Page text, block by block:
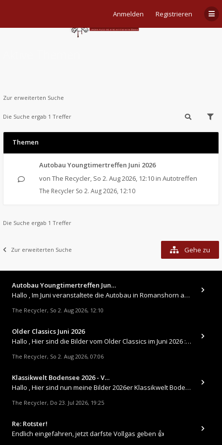
Anmelden Registrieren
Zur erweiterten Suche
Die Suche ergab 1 Treffer
Themen
Autobau Youngtimertreffen Juni 2026
von The Recycler, So 2. Aug 2026, 12:10 in Autotreffen
The Recycler So 2. Aug 2026, 12:10
Die Suche ergab 1 Treffer
Zur erweiterten Suche Gehe zu
Autobau Youngtimertreffen Jun…
Hallo , Im Juni veranstaltete die Autobau in Romanshorn auf ihrem Gelände ein kleines Youngtimertreffen : https://up.
The Recycler, So 2. Aug 2026, 12:10
Older Classics Juni 2026
​Hallo , Hier sind die Bilder vom Older Classics im Juni 2026 : https://up.picr.de/51155940wd.jpg https://up.pic
The Recycler, So 2. Aug 2026, 07:06
Klassikwelt Bodensee 2026 - V…
Hallo , Hier sind nun meine Bilder 2026er Klassikwelt Bodensee 😀 https://up.picr.de/51125547rb.jpg https://up.pi
The Recycler, Do 23. Jul 2026, 19:25
Re: Rotster!
Endlich eingefahren, jetzt darfste Vollgas geben 👍